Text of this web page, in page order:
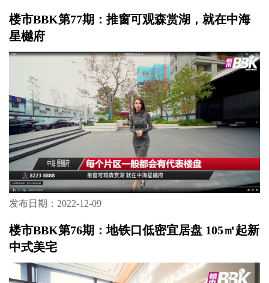
楼市BBK第77期：推窗可观森赏湖，就在中海
星樾府
发布日期：2022-12-09
楼市BBK第76期：地铁口低密宜居盘 105㎡起新
中式美宅